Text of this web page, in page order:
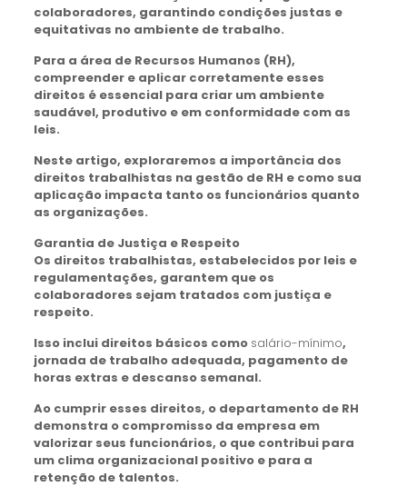
colaboradores, garantindo condições justas e
equitativas no ambiente de trabalho.
Para a área de Recursos Humanos (RH),
compreender e aplicar corretamente esses
direitos é essencial para criar um ambiente
saudável, produtivo e em conformidade com as
leis.
Neste artigo, exploraremos a importância dos
direitos trabalhistas na gestão de RH e como sua
aplicação impacta tanto os funcionários quanto
as organizações.
Garantia de Justiça e Respeito
Os direitos trabalhistas, estabelecidos por leis e
regulamentações, garantem que os
colaboradores sejam tratados com justiça e
respeito.
Isso inclui direitos básicos como salário-mínimo,
jornada de trabalho adequada, pagamento de
horas extras e descanso semanal.
Ao cumprir esses direitos, o departamento de RH
demonstra o compromisso da empresa em
valorizar seus funcionários, o que contribui para
um clima organizacional positivo e para a
retenção de talentos.